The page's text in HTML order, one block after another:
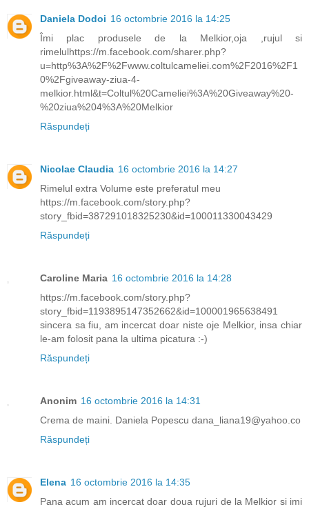
Daniela Dodoi 16 octombrie 2016 la 14:25
Îmi plac produsele de la Melkior,oja ,rujul si
rimelulhttps://m.facebook.com/sharer.php?
u=http%3A%2F%2Fwww.coltulcameliei.com%2F2016%2F1
0%2Fgiveaway-ziua-4-
melkior.html&t=Coltul%20Cameliei%3A%20Giveaway%20-
%20ziua%204%3A%20Melkior
Răspundeți
Nicolae Claudia 16 octombrie 2016 la 14:27
Rimelul extra Volume este preferatul meu
https://m.facebook.com/story.php?
story_fbid=387291018325230&id=100011330043429
Răspundeți
Caroline Maria 16 octombrie 2016 la 14:28
https://m.facebook.com/story.php?
story_fbid=1193895147352662&id=100001965638491
sincera sa fiu, am incercat doar niste oje Melkior, insa chiar
le-am folosit pana la ultima picatura :-)
Răspundeți
Anonim 16 octombrie 2016 la 14:31
Crema de maini. Daniela Popescu dana_liana19@yahoo.co
Răspundeți
Elena 16 octombrie 2016 la 14:35
Pana acum am incercat doar doua rujuri de la Melkior si imi